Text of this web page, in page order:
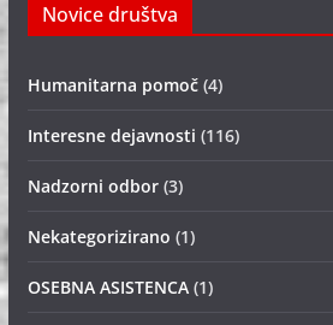
Novice društva
Humanitarna pomoč(4)
Interesne dejavnosti (116)
Nadzorni odbor(3)
Nekategorizirano (1)
OSEBNA ASISTENCA(1)